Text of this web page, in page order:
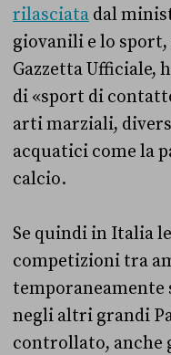
rilasciata dal
giovanili e lo
Gazzetta Ufficiale,
di «sport di
arti marziali,
acquatici come la
calcio.
Se quindi in Italia
competizioni tra
temporaneamente
negli altri grandi
controllato, anche